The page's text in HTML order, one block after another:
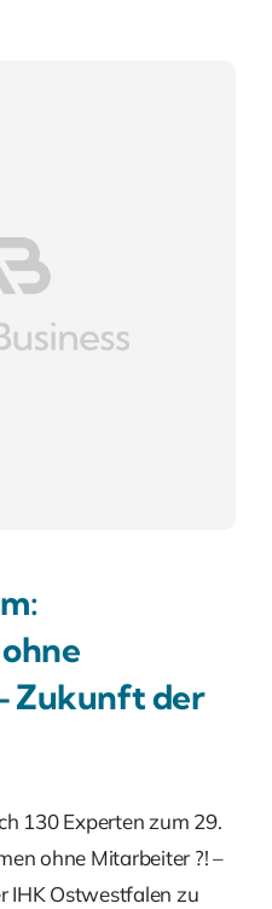
Zukunft der
130 Experten zum 29.
ohne Mitarbeiter ?! –
IHK Ostwest­falen zu